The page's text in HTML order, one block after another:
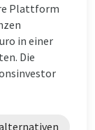
Plattform
in einer
Die